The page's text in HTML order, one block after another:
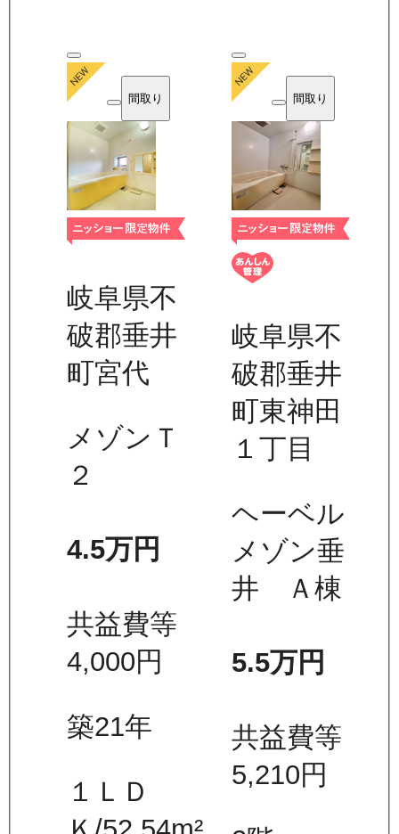
間取り
岐阜県不
破郡垂井
町宮代
メゾンＴ
２
4.5万円
共益費等
4,000円
築21年
１ＬＤ
間取り
岐阜県不
破郡垂井
町東神田
１丁目
ヘーベル
メゾン垂
井 Ａ棟
5.5万円
共益費等
5,210円